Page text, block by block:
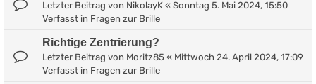
Letzter Beitrag von NikolayK « Sonntag 5. Mai 2024, 15:50
Verfasst in Fragen zur Brille
Richtige Zentrierung?
Letzter Beitrag von Moritz85 « Mittwoch 24. April 2024, 17:09
Verfasst in Fragen zur Brille